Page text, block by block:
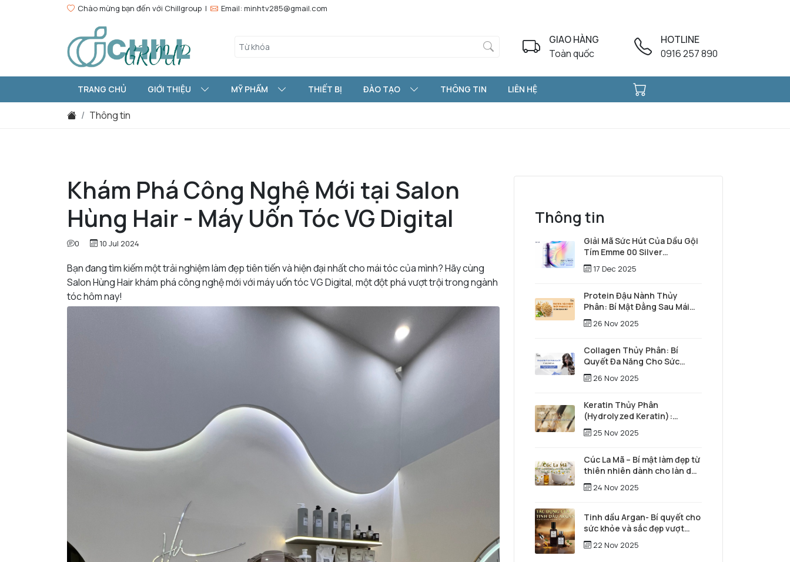
Chào mừng bạn đến với Chillgroup | Email: minhtv285@gmail.com
GIAO HÀNG
Toàn quốc
HOTLINE
0916 257 890
TRANG CHỦ GIỚI THIỆU MỸ PHẨM THIẾT BỊ ĐÀO TẠO THÔNG TIN LIÊN HỆ
Thông tin
Khám Phá Công Nghệ Mới tại Salon
Hùng Hair - Máy Uốn Tóc VG Digital
0 10 Jul 2024
Bạn đang tìm kiếm một trải nghiệm làm đẹp tiên tiến và hiện đại nhất cho mái tóc của mình? Hãy cùng
Salon Hùng Hair khám phá công nghệ mới với máy uốn tóc VG Digital, một đột phá vượt trội trong ngành
tóc hôm nay!
Thông tin
Giải Mã Sức Hút Của Dầu Gội
Tím Emme 00 Silver
Shampoo Từ Ý
17 Dec 2025
Protein Đậu Nành Thủy
Phân: Bí Mật Đằng Sau Mái
Tóc Óng Mượt Và Làn Da Trẻ
Trung
26 Nov 2025
Collagen Thủy Phân: Bí
Quyết Đa Năng Cho Sức
Khỏe Toàn Diện và Vẻ Đẹp
Vượt Thời Gian
26 Nov 2025
Keratin Thủy Phân
(Hydrolyzed Keratin):
"Người hùng thầm lặng" tái
tạo mái tóc từ sâu bên trong
25 Nov 2025
Cúc La Mã – Bí mật làm đẹp từ
thiên nhiên dành cho làn da
và mái tóc
24 Nov 2025
Tinh dầu Argan- Bí quyết cho
sức khỏe và sắc đẹp vượt
thời gian
22 Nov 2025